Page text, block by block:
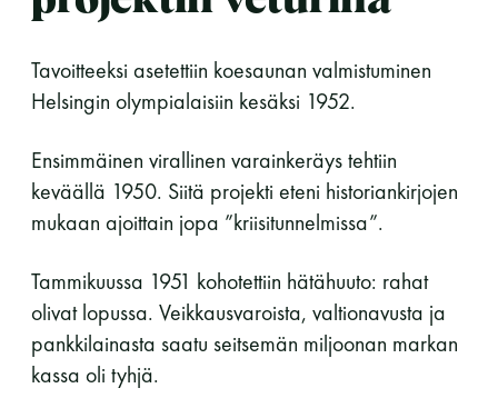
Tavoitteeksi asetettiin koesaunan valmistuminen
Helsingin olympialaisiin kesäksi 1952.
Ensimmäinen virallinen varainkeräys tehtiin
keväällä 1950. Siitä projekti eteni historiankirjojen
mukaan ajoittain jopa ”kriisitunnelmissa”.
Tammikuussa 1951 kohotettiin hätähuuto: rahat
olivat lopussa. Veikkausvaroista, valtionavusta ja
pankkilainasta saatu seitsemän miljoonan markan
kassa oli tyhjä.